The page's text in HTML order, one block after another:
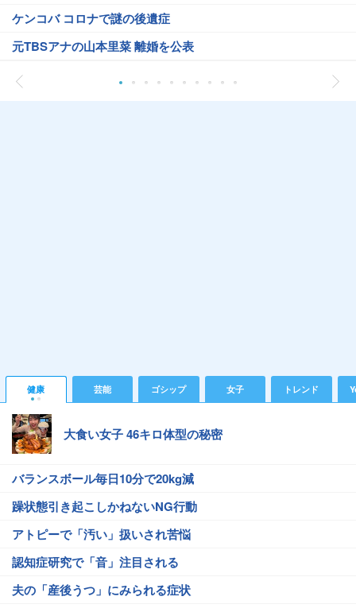
ケンコバ コロナで謎の後遺症
元TBSアナの山本里菜 離婚を公表
健康 芸能 ゴシップ 女子 トレンド
大食い女子 46キロ体型の秘密
バランスボール毎日10分で20kg減
躁状態引き起こしかねないNG行動
アトピーで「汚い」扱いされ苦悩
認知症研究で「音」注目される
夫の「産後うつ」にみられる症状